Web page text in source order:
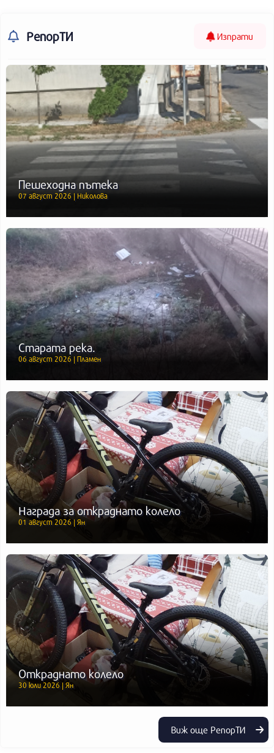
РепорТИ Изпрати
Пешеходна пътека
07 август 2026 | Николова
Старата река.
06 август 2026 | Пламен
Награда за откраднато колело
01 август 2026 | Ян
Откраднато колело
30 юли 2026 | Ян
Виж още РепорТИ